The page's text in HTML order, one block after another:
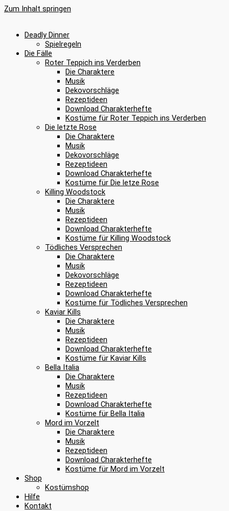
Zum Inhalt springen
Deadly Dinner
Spielregeln
Die Fälle
Roter Teppich ins Verderben
Die Charaktere
Musik
Dekovorschläge
Rezeptideen
Download Charakterhefte
Kostüme für Roter Teppich ins Verderben
Die letzte Rose
Die Charaktere
Musik
Dekovorschläge
Rezeptideen
Download Charakterhefte
Kostüme für Die letze Rose
Killing Woodstock
Die Charaktere
Musik
Rezeptideen
Download Charakterhefte
Kostüme für Killing Woodstock
Tödliches Versprechen
Die Charaktere
Musik
Dekovorschläge
Rezeptideen
Download Charakterhefte
Kostüme für Tödliches Versprechen
Kaviar Kills
Die Charaktere
Musik
Rezeptideen
Download Charakterhefte
Kostüme für Kaviar Kills
Bella Italia
Die Charaktere
Musik
Rezeptideen
Download Charakterhefte
Kostüme für Bella Italia
Mord im Vorzelt
Die Charaktere
Musik
Rezeptideen
Download Charakterhefte
Kostüme für Mord im Vorzelt
Shop
Kostümshop
Hilfe
Kontakt